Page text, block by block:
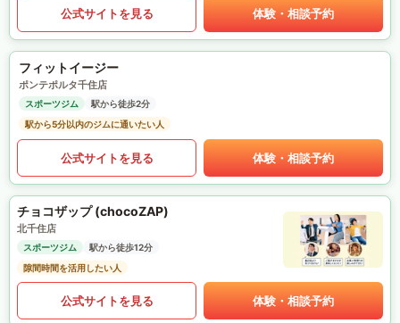
公式サイトを見る 体験・相談予約
フィットイージー
ポンテポルタ千住店
スポーツジム
駅から徒歩2分
駅から5分以内のジムに通いたい人
公式サイトを見る 体験・相談予約
チョコザップ (chocoZAP)
北千住店
スポーツジム
駅から徒歩12分
隙間時間を活用したい人
公式サイトを見る 体験・相談予約